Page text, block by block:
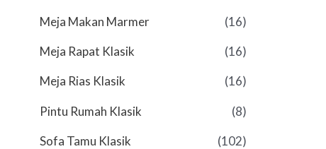
Meja Makan Marmer (16)
Meja Rapat Klasik (16)
Meja Rias Klasik (16)
Pintu Rumah Klasik (8)
Sofa Tamu Klasik (102)